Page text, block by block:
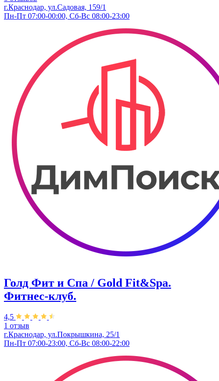
г.Краснодар, ул.Садовая, 159/1
Пн-Пт 07:00-00:00, Сб-Вс 08:00-23:00
Голд Фит и Спа / Gold Fit&Spa.
Фитнес-клуб.
4,5
1 отзыв
г.Краснодар, ул.Покрышкина, 25/1
Пн-Пт 07:00-23:00, Сб-Вс 08:00-22:00